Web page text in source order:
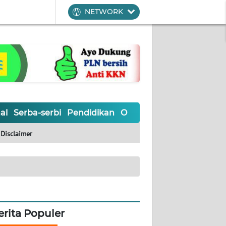
NETWORK
Serba-serbi Pendidikan Olahraga
Disclaimer
Populer